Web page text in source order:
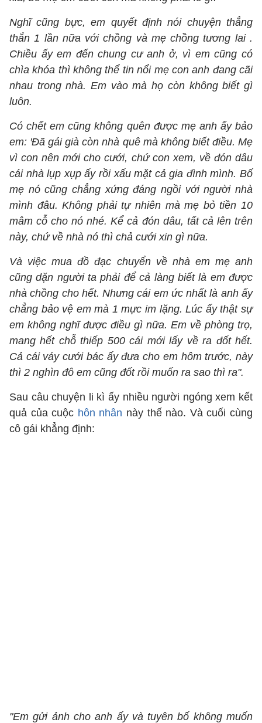
Nghĩ cũng bực, em quyết định nói chuyện thẳng
thắn 1 lần nữa với chồng và mẹ chồng tương lai .
Chiều ấy em đến chung cư anh ở, vì em cũng có
chìa khóa thì không thể tin nổi mẹ con anh đang cãi
nhau trong nhà. Em vào mà họ còn không biết gì
luôn.
Có chết em cũng không quên được mẹ anh ấy bảo
em: 'Đã gái già còn nhà quê mà không biết điều. Mẹ
vì con nên mới cho cưới, chứ con xem, về đón dâu
cái nhà lụp xụp ấy rồi xấu mặt cả gia đình mình. Bố
mẹ nó cũng chẳng xứng đáng ngồi với người nhà
mình đâu. Không phải tự nhiên mà mẹ bỏ tiền 10
mâm cỗ cho nó nhé. Kể cả đón dâu, tất cả lên trên
này, chứ về nhà nó thì chả cưới xin gì nữa.
Và việc mua đồ đạc chuyển về nhà em mẹ anh
cũng dặn người ta phải để cả làng biết là em được
nhà chồng cho hết. Nhưng cái em ức nhất là anh ấy
chẳng bảo vệ em mà 1 mực im lặng. Lúc ấy thật sự
em không nghĩ được điều gì nữa. Em về phòng trọ,
mang hết chỗ thiếp 500 cái mới lấy về ra đốt hết.
Cả cái váy cưới bác ấy đưa cho em hôm trước, này
thì 2 nghìn đô em cũng đốt rồi muốn ra sao thì ra".
Sau câu chuyện li kì ấy nhiều người ngóng xem kết
quả của cuộc hôn nhân này thế nào. Và cuối cùng
cô gái khẳng định:
"Em gửi ảnh cho anh ấy và tuyên bố không muốn